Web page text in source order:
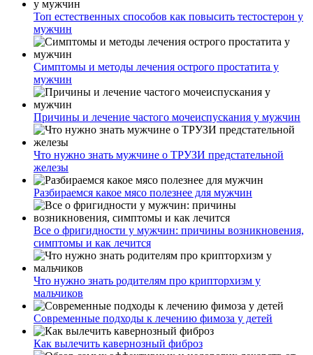
Топ естественных способов как повысить тестостерон у
мужчин
Симптомы и методы лечения острого простатита у
мужчин
Причины и лечение частого мочеиспускания у мужчин
Что нужно знать мужчине о ТРУЗИ предстательной
железы
Разбираемся какое мясо полезнее для мужчин
Все о фригидности у мужчин: причины возникновения,
симптомы и как лечится
Что нужно знать родителям про крипторхизм у
мальчиков
Современные подходы к лечению фимоза у детей
Как вылечить кавернозный фиброз